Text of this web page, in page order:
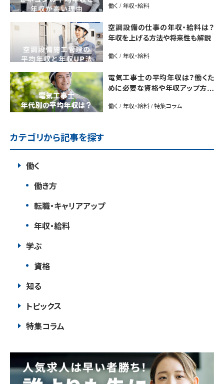
働く / 年収・給料
空調設備の仕事の年収・給料は？
年収を上げる方法や将来性も解説
働く / 年収・給料
電気工事士の平均年収は？働くた
めに必要な資格や年収アップ方法
働く / 年収・給料 / 特集コラム
カテゴリから記事を探す
働く
働き方
転職・キャリアアップ
年収・給料
学ぶ
資格
知る
トピックス
特集コラム